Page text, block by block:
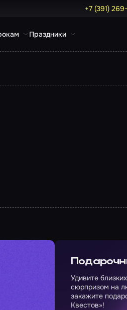
+7 (391)
Праздники
Удивите
сюрпризом на
закажите
Квестов»!